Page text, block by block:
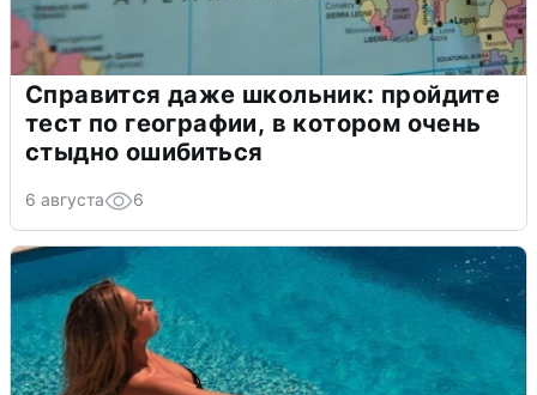
Справится даже школьник: пройдите
тест по географии, в котором очень
стыдно ошибиться
6 августа 6